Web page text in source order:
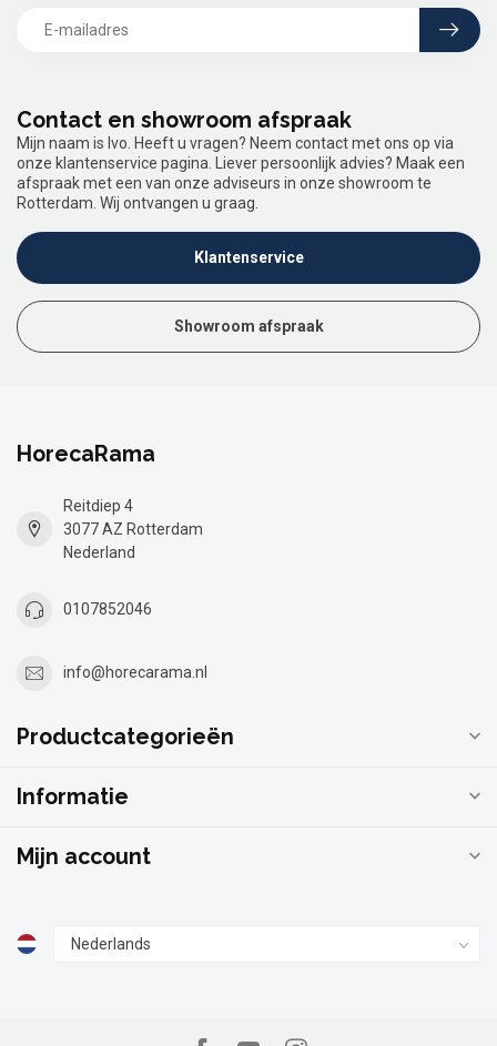
Contact en showroom afspraak
Mijn naam is Ivo. Heeft u vragen? Neem contact met ons op via
onze klantenservice pagina. Liever persoonlijk advies? Maak een
afspraak met een van onze adviseurs in onze showroom te
Rotterdam. Wij ontvangen u graag.
Klantenservice
Showroom afspraak
HorecaRama
Reitdiep 4
3077 AZ Rotterdam
Nederland
0107852046
info@horecarama.nl
Productcategorieën
Informatie
Mijn account